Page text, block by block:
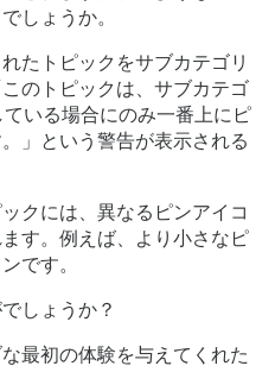
しょうか。
たトピックをサブカテゴリ
のトピックは、サブカテゴ
いる場合にのみ一番上にピ
」という警告が表示される
クには、異なるピンアイコ
す。例えば、より小さなピ
です。
しょうか？
最初の体験を与えてくれた